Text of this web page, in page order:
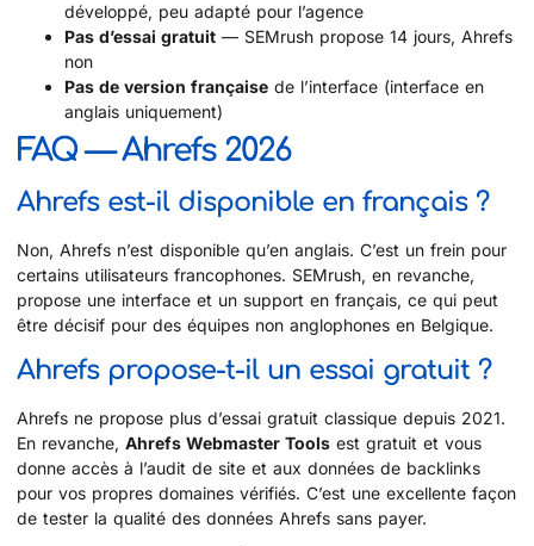
développé, peu adapté pour l’agence
Pas d’essai gratuit — SEMrush propose 14 jours, Ahrefs
non
Pas de version française de l’interface (interface en
anglais uniquement)
FAQ — Ahrefs 2026
Ahrefs est-il disponible en français ?
Non, Ahrefs n’est disponible qu’en anglais. C’est un frein pour
certains utilisateurs francophones. SEMrush, en revanche,
propose une interface et un support en français, ce qui peut
être décisif pour des équipes non anglophones en Belgique.
Ahrefs propose-t-il un essai gratuit ?
Ahrefs ne propose plus d’essai gratuit classique depuis 2021.
En revanche, Ahrefs Webmaster Tools est gratuit et vous
donne accès à l’audit de site et aux données de backlinks
pour vos propres domaines vérifiés. C’est une excellente façon
de tester la qualité des données Ahrefs sans payer.